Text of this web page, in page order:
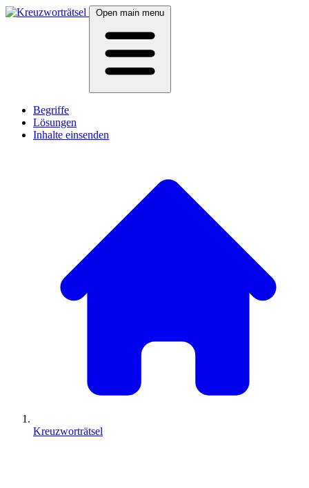
Open main menu
Begriffe
Lösungen
Inhalte einsenden
Kreuzworträtsel